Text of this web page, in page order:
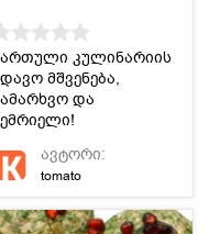
კულინარიის
მშვენება,
და
მოამზადეთ და
ავტორი:
tomato